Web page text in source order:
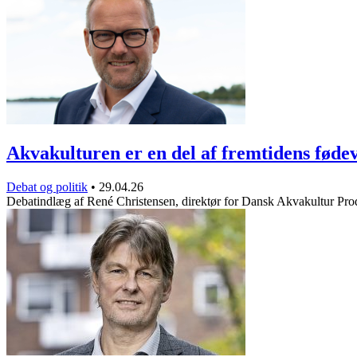
Akvakulturen er en del af fremtidens
Debat og politik • 29.04.26
Debatindlæg af René Christensen, direktør for Dansk Akvakultur